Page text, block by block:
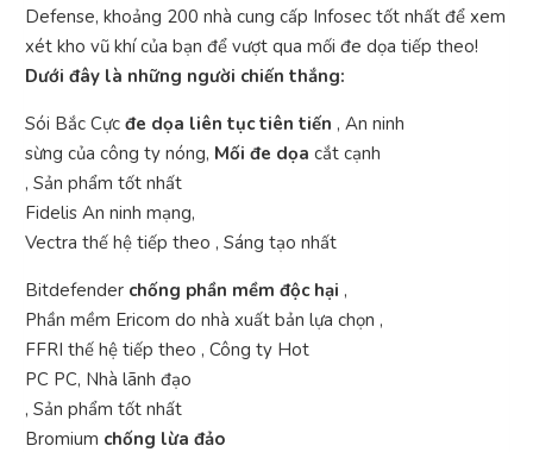
Defense, khoảng 200 nhà cung cấp Infosec tốt nhất để xem
xét kho vũ khí của bạn để vượt qua mối đe dọa tiếp theo!
Dưới đây là những người chiến thắng:
Sói Bắc Cực đe dọa liên tục tiên tiến , An ninh
sừng của công ty nóng, Mối đe dọa cắt cạnh
, Sản phẩm tốt nhất
Fidelis An ninh mạng,
Vectra thế hệ tiếp theo , Sáng tạo nhất
Bitdefender chống phần mềm độc hại ,
Phần mềm Ericom do nhà xuất bản lựa chọn ,
FFRI thế hệ tiếp theo , Công ty Hot
PC PC, Nhà lãnh đạo
, Sản phẩm tốt nhất
Bromium chống lừa đảo